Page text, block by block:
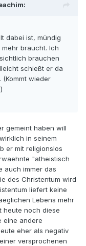
dabei ist, mündig
braucht. Ich
brauchen
schießt er da
wieder
gemeint haben will
in seinem
er mit religionslos
"atheistisch
auch immer das
des Christentum wird
liefert keine
Lebens mehr
heute noch diese
eine andere
eher als negativ
versprochenen